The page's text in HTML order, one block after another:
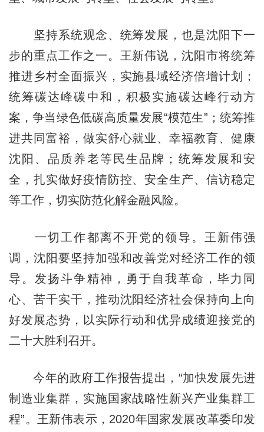
坚持系统观念、统筹发展，也是沈阳下一
步的重点工作之一。王新伟说，沈阳市将统筹
推进乡村全面振兴，实施县域经济倍增计划；
统筹碳达峰碳中和，积极实施碳达峰行动方
案，争当绿色低碳高质量发展“模范生”；统筹推
进共同富裕，做实舒心就业、幸福教育、健康
沈阳、品质养老等民生品牌；统筹发展和安
全，扎实做好疫情防控、安全生产、信访稳定
等工作，切实防范化解金融风险。
一切工作都离不开党的领导。王新伟强
调，沈阳要坚持加强和改善党对经济工作的领
导。发扬斗争精神，勇于自我革命，毕力同
心、苦干实干，推动沈阳经济社会保持向上向
好发展态势，以实际行动和优异成绩迎接党的
二十大胜利召开。
今年的政府工作报告提出，“加快发展先进
制造业集群，实施国家战略性新兴产业集群工
程”。王新伟表示，2020年国家发展改革委印发